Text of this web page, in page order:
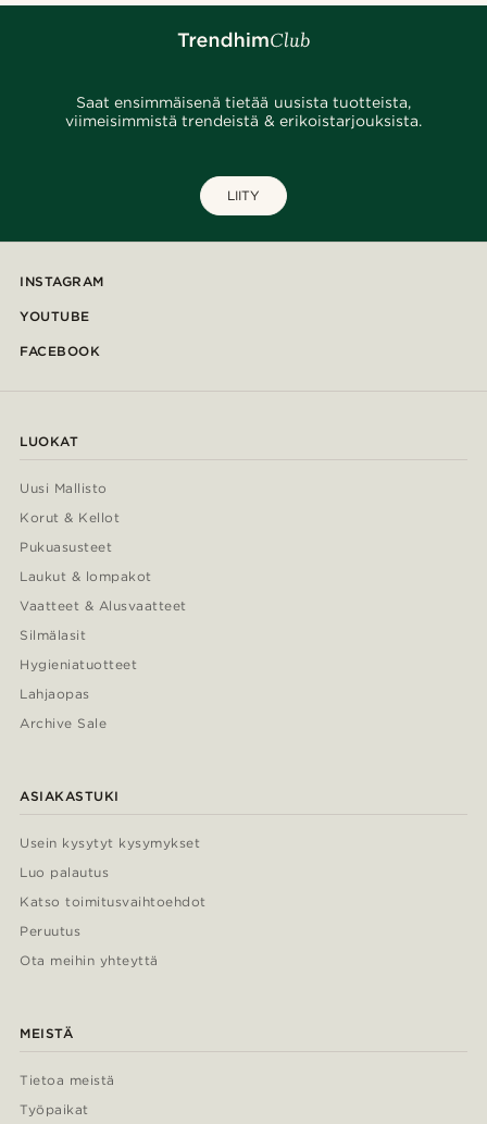
Saat ensimmäisenä tietää uusista tuotteista,
viimeisimmistä trendeistä & erikoistarjouksista.
LIITY
INSTAGRAM
YOUTUBE
FACEBOOK
LUOKAT
Uusi Mallisto
Korut & Kellot
Pukuasusteet
Laukut & lompakot
Vaatteet & Alusvaatteet
Silmälasit
Hygieniatuotteet
Lahjaopas
Archive Sale
ASIAKASTUKI
Usein kysytyt kysymykset
Luo palautus
Katso toimitusvaihtoehdot
Peruutus
Ota meihin yhteyttä
MEISTÄ
Tietoa meistä
Työpaikat